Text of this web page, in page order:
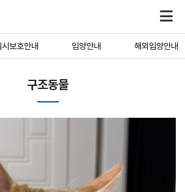
시보호안내 입양안내 해외입양안내
구조동물